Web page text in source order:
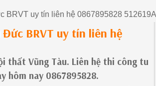
BRVT uy tín liên hệ 0867895828
BRVT uy tín liên hệ
thất Vũng Tàu. Liên hệ thi công tu
hôm nay 0867895828.